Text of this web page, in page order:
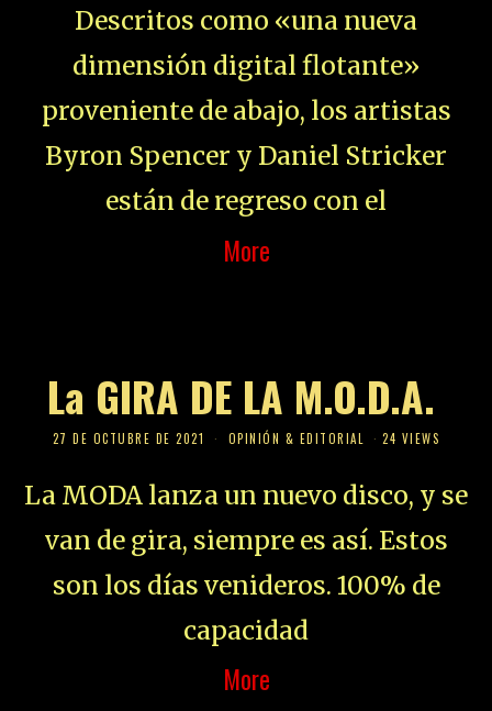
Descritos como «una nueva
dimensión digital flotante»
proveniente de abajo, los artistas
Byron Spencer y Daniel Stricker
están de regreso con el
More
La GIRA DE LA M.O.D.A.
27 DE OCTUBRE DE 2021 OPINIÓN & EDITORIAL 24 VIEWS
La MODA lanza un nuevo disco, y se
van de gira, siempre es así. Estos
son los días venideros. 100% de
capacidad
More